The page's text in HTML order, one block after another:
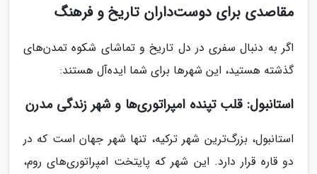
مقاصدی برای دوست‌داران تاریخ و فرهنگ
اگر به دنبال سفری در دل تاریخ و تماشای شکوه تمدن‌های
گذشته هستید، این شهرها برای شما ایده‌آل هستند:
استانبول: قلب تپنده امپراتوری‌ها و شهر زندگی مدرن
استانبول، بزرگ‌ترین شهر ترکیه، تنها شهر جهان است که در
دو قاره قرار دارد. این شهر که پایتخت امپراتوری‌های روم،